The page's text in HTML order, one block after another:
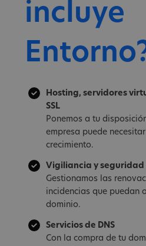
incluye
Hosting, servidores
SSL
Ponemos a tu
empresa puede
crecimiento.
Vigiliancia y seguridad
Gestionamos las
incidencias que puedan
dominio.
Servicios de DNS
Con la compra de tu